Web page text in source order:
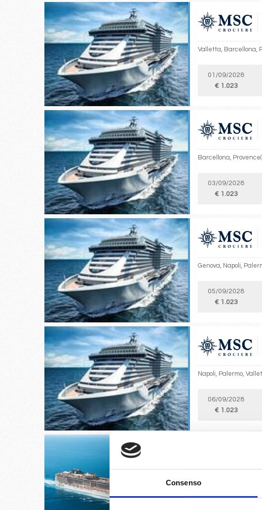
Consenso
Valletta, Barcellona,
01/09/2028
€ 1.023
Barcellona,
03/09/2028
€ 1.023
Genova, Napoli,
05/09/2028
€ 1.023
Napoli, Palermo,
06/09/2028
€ 1.023
Warnemünde,